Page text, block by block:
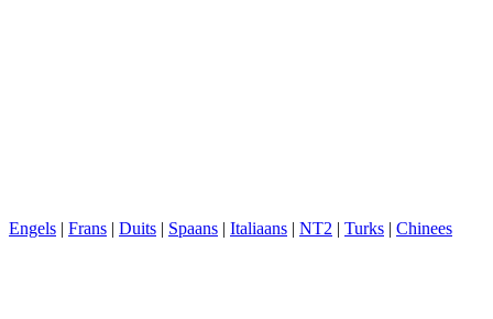
Engels | Frans | Duits | Spaans | Italiaans | NT2 | Turks | Chinees